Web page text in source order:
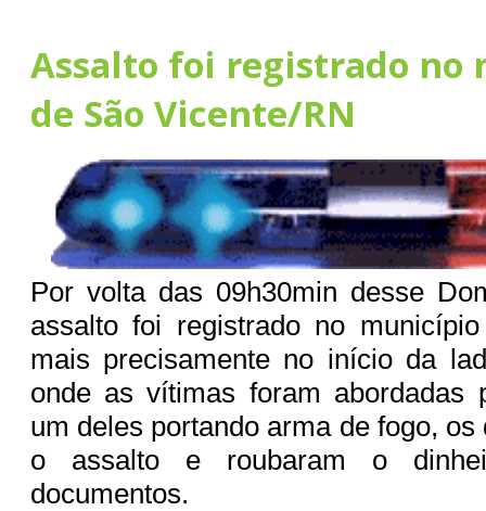
Assalto foi registrado no
de São Vicente/RN
Por volta das 09h30min desse
assalto foi registrado no
mais precisamente no início da
onde as vítimas foram abordadas
um deles portando arma de fogo,
o assalto e roubaram o
documentos.